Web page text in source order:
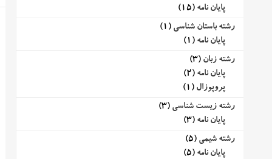
پایان نامه (15)
رشته باستان شناسی (1)
پایان نامه (1)
رشته زبان (3)
پایان نامه (2)
پروپوزال (1)
رشته زیست شناسی (3)
پایان نامه (3)
رشته شیمی (5)
پایان نامه (5)